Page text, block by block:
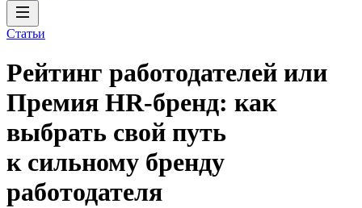
Статьи
Рейтинг работодателей или
Премия HR-бренд: как
выбрать свой путь
к сильному бренду
работодателя